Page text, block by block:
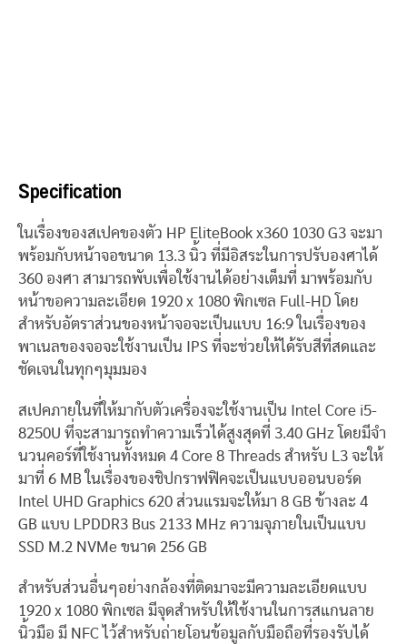
Specification
ในเรื่องของสเปคของตัว HP EliteBook x360 1030 G3 จะมา
พร้อมกับหน้าจอขนาด 13.3 นิ้ว ที่มีอิสระในการปรับองศาได้
360 องศา สามารถพับเพื่อใช้งานได้อย่างเต็มที่ มาพร้อมกับ
หน้าขอความละเอียด 1920 x 1080 พิกเซล Full-HD โดย
สำหรับอัตราส่วนของหน้าจอจะเป็นแบบ 16:9 ในเรื่องของ
พาเนลของจอจะใช้งานเป็น IPS ที่จะช่วยให้ได้รับสีที่สดและ
ชัดเจนในทุกๆมุมมอง
สเปคภายในที่ให้มากับตัวเครื่องจะใช้งานเป็น Intel Core i5-
8250U ที่จะสามารถทำความเร็วได้สูงสุดที่ 3.40 GHz โดยมีจำ
นวนคอร์ที่ใช้งานทั้งหมด 4 Core 8 Threads สำหรับ L3 จะให้
มาที่ 6 MB ในเรื่องของชิปกราฟฟิคจะเป็นแบบออนบอร์ด
Intel UHD Graphics 620 ส่วนแรมจะให้มา 8 GB ข้างละ 4
GB แบบ LPDDR3 Bus 2133 MHz ความจุภายในเป็นแบบ
SSD M.2 NVMe ขนาด 256 GB
สำหรับส่วนอื่นๆอย่างกล้องที่ติดมาจะมีความละเอียดแบบ
1920 x 1080 พิกเซล มีจุดสำหรับให้ใช้งานในการสแกนลาย
นิ้วมือ มี NFC ไว้สำหรับถ่ายโอนข้อมูลกับมือถือที่รองรับได้